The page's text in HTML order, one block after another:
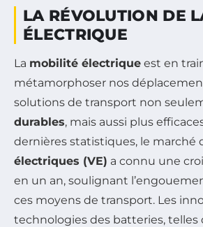
LA RÉVOLUTION DE
ÉLECTRIQUE
La mobilité électrique est en
métamorphoser nos
solutions de transport non
durables, mais aussi plus
dernières statistiques, le marché
électriques (VE) a connu une
en un an, soulignant
ces moyens de transport. Les
technologies des batteries, telles